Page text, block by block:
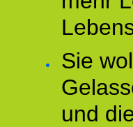
Sie
und